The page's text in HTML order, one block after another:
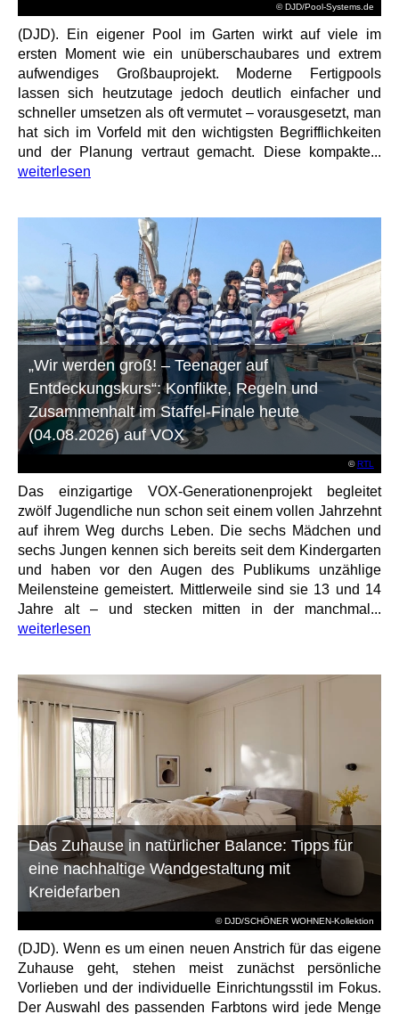
© DJD/Pool-Systems.de
(DJD). Ein eigener Pool im Garten wirkt auf viele im
ersten Moment wie ein unüberschaubares und extrem
aufwendiges Großbauprojekt. Moderne Fertigpools
lassen sich heutzutage jedoch deutlich einfacher und
schneller umsetzen als oft vermutet – vorausgesetzt, man
hat sich im Vorfeld mit den wichtigsten Begrifflichkeiten
und der Planung vertraut gemacht. Diese kompakte...
weiterlesen
©RTL
„Wir werden groß! – Teenager auf
Entdeckungskurs“: Konflikte, Regeln und
Zusammenhalt im Staffel-Finale heute
(04.08.2026) auf VOX
Das einzigartige VOX-Generationenprojekt begleitet
zwölf Jugendliche nun schon seit einem vollen Jahrzehnt
auf ihrem Weg durchs Leben. Die sechs Mädchen und
sechs Jungen kennen sich bereits seit dem Kindergarten
und haben vor den Augen des Publikums unzählige
Meilensteine gemeistert. Mittlerweile sind sie 13 und 14
Jahre alt – und stecken mitten in der manchmal...
weiterlesen
© DJD/SCHÖNER WOHNEN-Kollektion
Das Zuhause in natürlicher Balance: Tipps für
eine nachhaltige Wandgestaltung mit
Kreidefarben
(DJD). Wenn es um einen neuen Anstrich für das eigene
Zuhause geht, stehen meist zunächst persönliche
Vorlieben und der individuelle Einrichtungsstil im Fokus.
Der Auswahl des passenden Farbtons wird jede Menge